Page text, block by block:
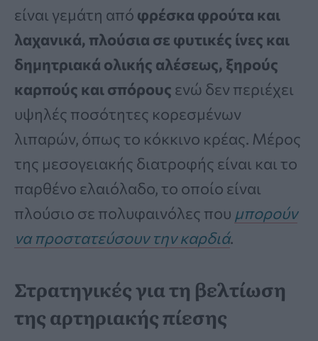
είναι γεμάτη από φρέσκα φρούτα και
λαχανικά, πλούσια σε φυτικές ίνες και
δημητριακά ολικής αλέσεως, ξηρούς
καρπούς και σπόρους ενώ δεν περιέχει
υψηλές ποσότητες κορεσμένων
λιπαρών, όπως το κόκκινο κρέας. Μέρος
της μεσογειακής διατροφής είναι και το
παρθένο ελαιόλαδο, το οποίο είναι
πλούσιο σε πολυφαινόλες που μπορούν
να προστατεύσουν την καρδιά.
Στρατηγικές για τη βελτίωση
της αρτηριακής πίεσης